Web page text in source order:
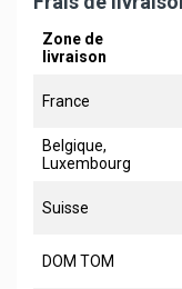
Zone de
livraison
France
Belgique,
Luxembourg
Suisse
DOM TOM